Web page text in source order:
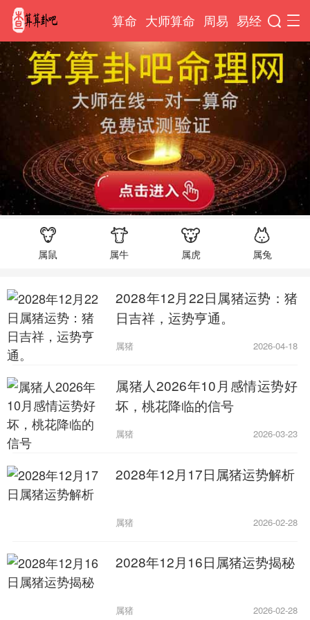
算命 大师算命 周易 易经
属鼠 属牛 属虎 属兔
2028年12月22日属猪运势：猪
日吉祥，运势亨通。
属猪 2026-04-18
属猪人2026年10月感情运势好
坏，桃花降临的信号
属猪 2026-03-23
2028年12月17日属猪运势解析
属猪 2026-02-28
2028年12月16日属猪运势揭秘
属猪 2026-02-28